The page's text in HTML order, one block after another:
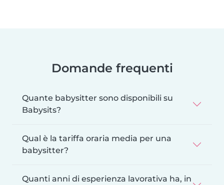
Domande frequenti
Quante babysitter sono disponibili su
Babysits?
Qual è la tariffa oraria media per una
babysitter?
Quanti anni di esperienza lavorativa ha, in